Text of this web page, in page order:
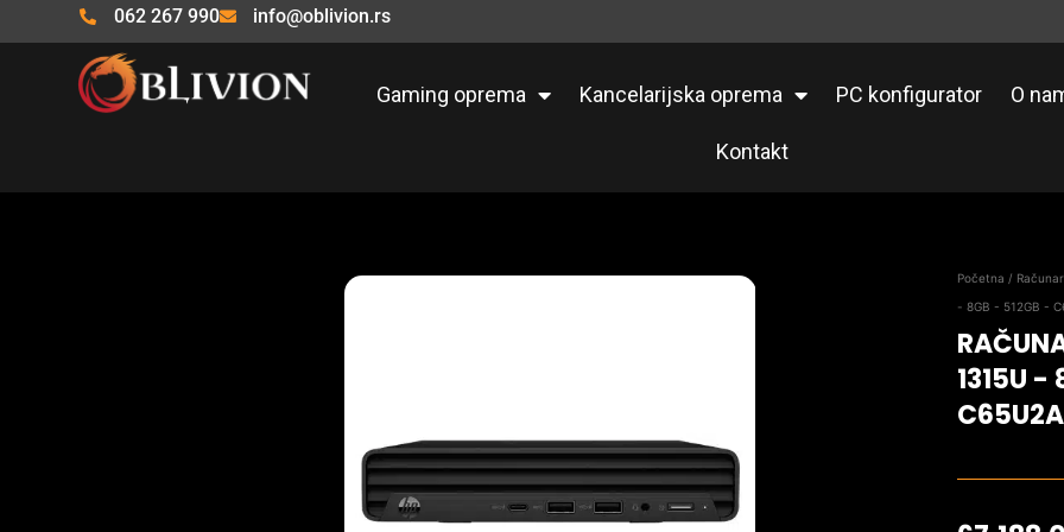
na
062 267 990 info@oblivion.rs
Gaming oprema Kancelarijska oprema PC konfigurator O
Kontakt
Početna /
- 8GB - 512GB -
1315U -